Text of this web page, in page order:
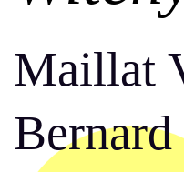
Maillat
Bernard